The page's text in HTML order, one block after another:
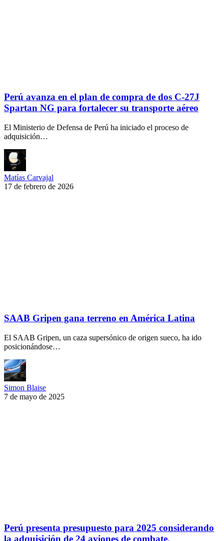
Perú avanza en el plan de compra de dos C-27J
Spartan NG para fortalecer su transporte aéreo
El Ministerio de Defensa de Perú ha iniciado el proceso de
adquisición…
Matías Carvajal
17 de febrero de 2026
SAAB Gripen gana terreno en América Latina
El SAAB Gripen, un caza supersónico de origen sueco, ha ido
posicionándose…
Simon Blaise
7 de mayo de 2025
Perú presenta presupuesto para 2025 considerando